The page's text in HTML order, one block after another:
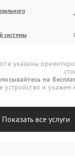
системы
указаны
на
и укажем
Показать все услуги